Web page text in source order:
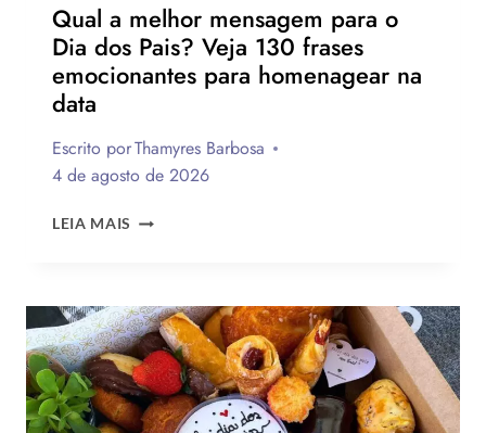
Qual a melhor mensagem para o
Dia dos Pais? Veja 130 frases
emocionantes para homenagear na
data
Escrito porThamyres Barbosa
4 de agosto de 2026
LEIA MAIS QUAL
PARA
O
DIA
DOS
PAIS?
VEJA